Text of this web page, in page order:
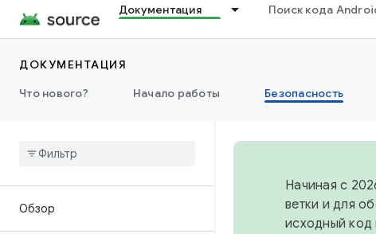
Документация Поиск кода
ДОКУМЕНТАЦИЯ
Что нового?
Начало работы Безопасность
Обзор
Начиная с
ветки и для
исходный код